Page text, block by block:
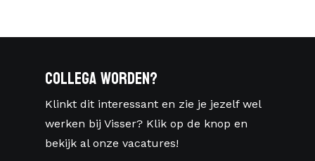
Collega worden?
Klinkt dit interessant en zie je jezelf wel
werken bij Visser? Klik op de knop en
bekijk al onze vacatures!